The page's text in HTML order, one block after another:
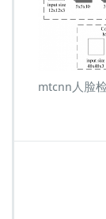
mtcnn人脸